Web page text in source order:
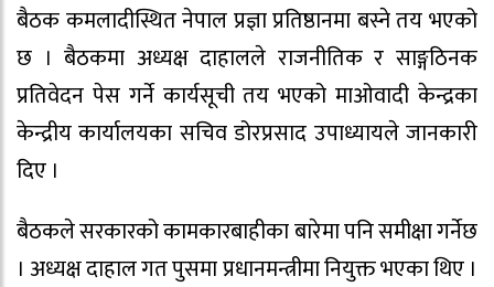
बैठक कमलादीस्थित नेपाल प्रज्ञा प्रतिष्ठानमा बस्ने तय भएको
छ । बैठकमा अध्यक्ष दाहालले राजनीतिक र साङ्गठिनक
प्रतिवेदन पेस गर्ने कार्यसूची तय भएको माओवादी केन्द्रका
केन्द्रीय कार्यालयका सचिव डोरप्रसाद उपाध्यायले जानकारी
दिए ।
बैठकले सरकारको कामकारबाहीका बारेमा पनि समीक्षा गर्नेछ
। अध्यक्ष दाहाल गत पुसमा प्रधानमन्त्रीमा नियुक्त भएका थिए ।